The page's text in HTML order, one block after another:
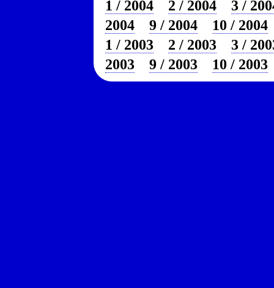
1 / 2004 2 / 2004
3 /
2004
9 / 2004
10 / 2004
1 / 2003
2 / 2003
3 /
2003
9 / 2003 10 / 2003